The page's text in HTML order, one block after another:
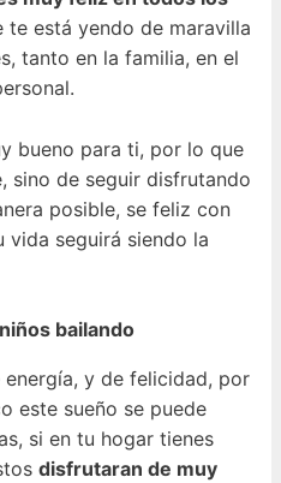
te está yendo de maravilla
tanto en la familia, en el
bueno para ti, por lo que
sino de seguir disfrutando
posible, se feliz con
seguirá siendo la
bailando
y de felicidad, por
este sueño se puede
si en tu hogar tienes
disfrutaran de muy